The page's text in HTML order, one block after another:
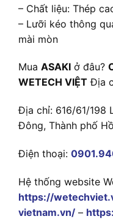
– Chất liệu: Thép
– Lưỡi kéo thông
mài mòn
Mua ASAKI ở đâu?
WETECH VIỆT Địa
Địa chỉ: 616/61/198
Đông, Thành phố
Điện thoại:
Hệ thống website
https://
vietnam.vn/ –